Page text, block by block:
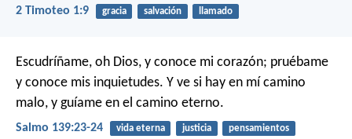
2 Timoteo 1:9 gracia salvación llamado
Escudríñame, oh Dios, y conoce mi corazón; pruébame
y conoce mis inquietudes. Y ve si hay en mí camino
malo, y guíame en el camino eterno.
Salmo 139:23-24 vida eterna justicia pensamientos